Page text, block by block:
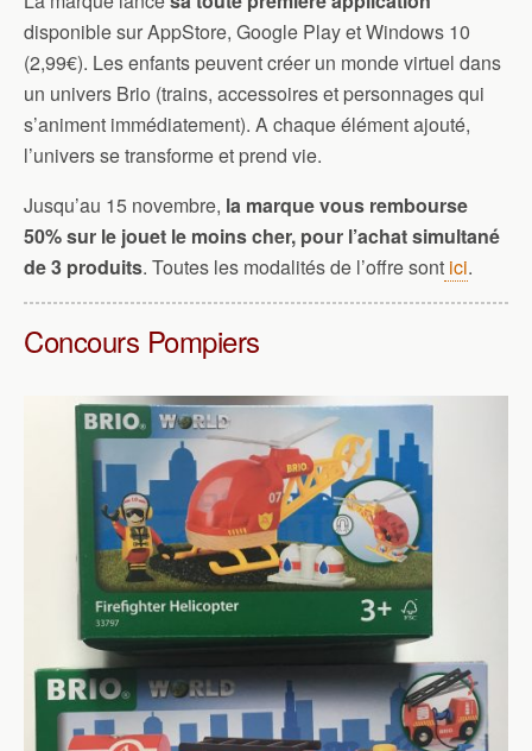
disponible sur AppStore, Google Play et Windows 10
(2,99€). Les enfants peuvent créer un monde virtuel dans
un univers Brio (trains, accessoires et personnages qui
s’animent immédiatement). A chaque élément ajouté,
l’univers se transforme et prend vie.
Jusqu’au 15 novembre, la marque vous rembourse
50% sur le jouet le moins cher, pour l’achat simultané
de 3 produits. Toutes les modalités de l’offre sont ici.
Concours Pompiers